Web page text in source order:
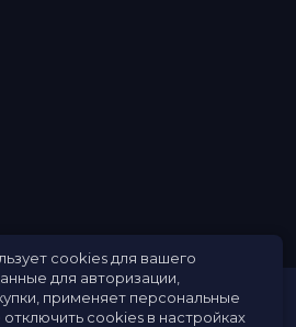
cookies для вашего
для авторизации,
применяет персональные
cookies в настройках